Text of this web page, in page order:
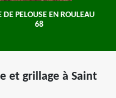
DE PELOUSE EN ROULEAU
68
et grillage à Saint